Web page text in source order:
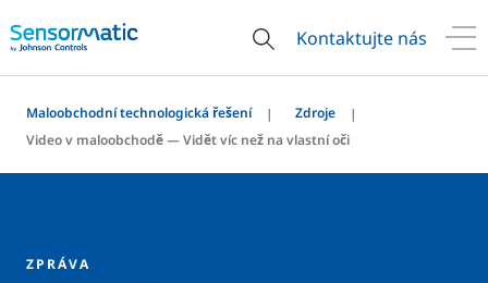
Kontaktujte nás
Maloobchodní technologická řešení
Zdroje
Video v maloobchodě — Vidět víc než na vlastní oči
ZPRÁVA